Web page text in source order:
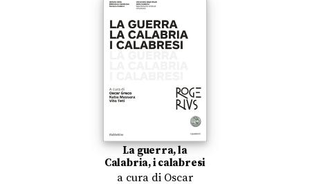
La guerra, la
Calabria, i calabresi
a cura di Oscar